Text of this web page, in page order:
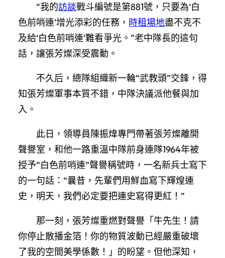
“我的訪談戰斗編號是第881號，只要為‘白
色前哨連’增光添彩的任務， 時租場地盡不克不
及給‘白色前哨連’難看爭光。”老中隊長的這句
話，讓張芳燦深受震動。
不久后，總隊組織新一輪“武教頭”交鋒，得
知張芳燦軍事本質不錯，中隊決議派他餐與加
入。
此日，領導員陳振煒專門帶著張芳燦離開
聲譽室，和他一路重溫中隊前身連隊1964年被
授予“白色前哨連”聲譽稱號時，一名新兵士寫下
的一句話：“曩昔，先輩們用鮮血寫下輝煌連
史，明天，我們必定要把連史寫得更紅！”
那一刻，張芳燦重燃對聲譽「牛先生！請
你停止散播金箔！你的物質波動已經嚴重破壞
了我的空間美學係數！」的盼望。但他深知，